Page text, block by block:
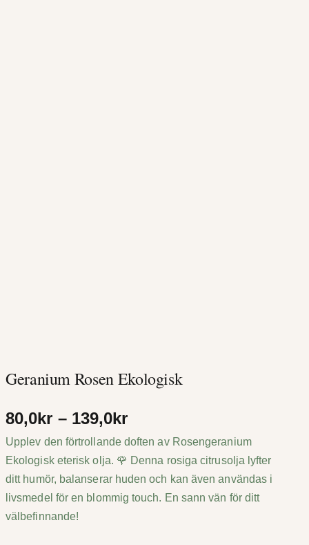
Geranium Rosen Ekologisk
80,0kr – 139,0krP
r
i
s
Upplev den förtrollande doften av Rosengeranium
Ekologisk eterisk olja. 🌹 Denna rosiga citrusolja lyfter
ditt humör, balanserar huden och kan även användas i
livsmedel för en blommig touch. En sann vän för ditt
välbefinnande!